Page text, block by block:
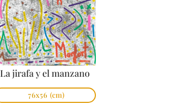
La jirafa y el manzano
76x56 (cm)